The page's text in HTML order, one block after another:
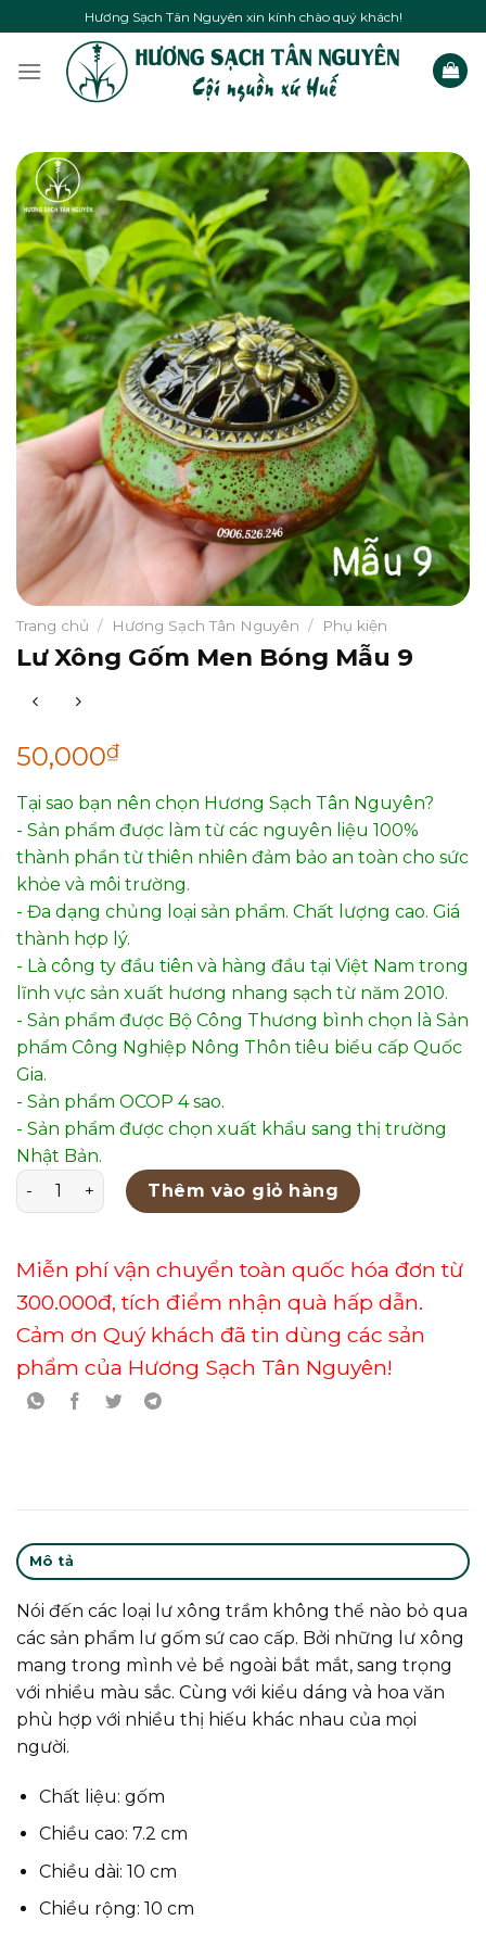
to
content
Hương Sạch Tân Nguyên xin kính chào quý khách!
Trang chủ / Hương Sạch Tân Nguyên / Phụ kiện
Lư Xông Gốm Men Bóng Mẫu 9
50,000₫
Tại sao bạn nên chọn Hương Sạch Tân Nguyên?
- Sản phẩm được làm từ các nguyên liệu 100%
thành phần từ thiên nhiên đảm bảo an toàn cho sức
khỏe và môi trường.
- Đa dạng chủng loại sản phẩm. Chất lượng cao. Giá
thành hợp lý.
- Là công ty đầu tiên và hàng đầu tại Việt Nam trong
lĩnh vực sản xuất hương nhang sạch từ năm 2010.
- Sản phẩm được Bộ Công Thương bình chọn là Sản
phẩm Công Nghiệp Nông Thôn tiêu biểu cấp Quốc
Gia.
- Sản phẩm OCOP 4 sao.
- Sản phẩm được chọn xuất khẩu sang thị trường
Nhật Bản.
Lư Xông Gốm Men Bóng Mẫu 9 số lượng
Thêm vào giỏ hàng
Miễn phí vận chuyển toàn quốc hóa đơn từ
300.000đ, tích điểm nhận quà hấp dẫn.
Cảm ơn Quý khách đã tin dùng các sản
phẩm của Hương Sạch Tân Nguyên!
Mô tả
Nói đến các loại lư xông trầm không thể nào bỏ qua
các sản phẩm lư gốm sứ cao cấp. Bởi những lư xông
mang trong mình vẻ bề ngoài bắt mắt, sang trọng
với nhiều màu sắc. Cùng với kiểu dáng và hoa văn
phù hợp với nhiều thị hiếu khác nhau của mọi
người.
Chất liệu: gốm
Chiều cao: 7.2 cm
Chiều dài: 10 cm
Chiều rộng: 10 cm